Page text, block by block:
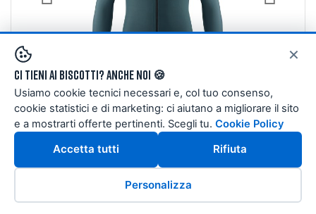
MAGLIE UOMO
MAGLIA ASSOS MILLE GT SPRING FALL C2
FOUNDATION GREEN
126,00 €
×
Ci tieni ai biscotti? Anche noi 🍪
Usiamo cookie tecnici necessari e, col tuo consenso,
cookie statistici e di marketing: ci aiutano a migliorare il sito
e a mostrarti offerte pertinenti. Scegli tu. Cookie Policy
Accetta tutti Rifiuta
Personalizza